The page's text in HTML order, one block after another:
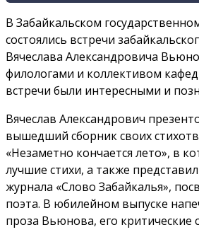
В Забайкальском
состоялись встречи
Вячеслава Александровича
филологами и коллективом
встречи были интересными и
Вячеслав Александрович
вышедший сборник своих
«Незаметно кончается лето», в
лучшие стихи, а также
журнала «Слово Забайкалья»,
поэта. В юбилейном выпуске
проза Вьюнова, его критические